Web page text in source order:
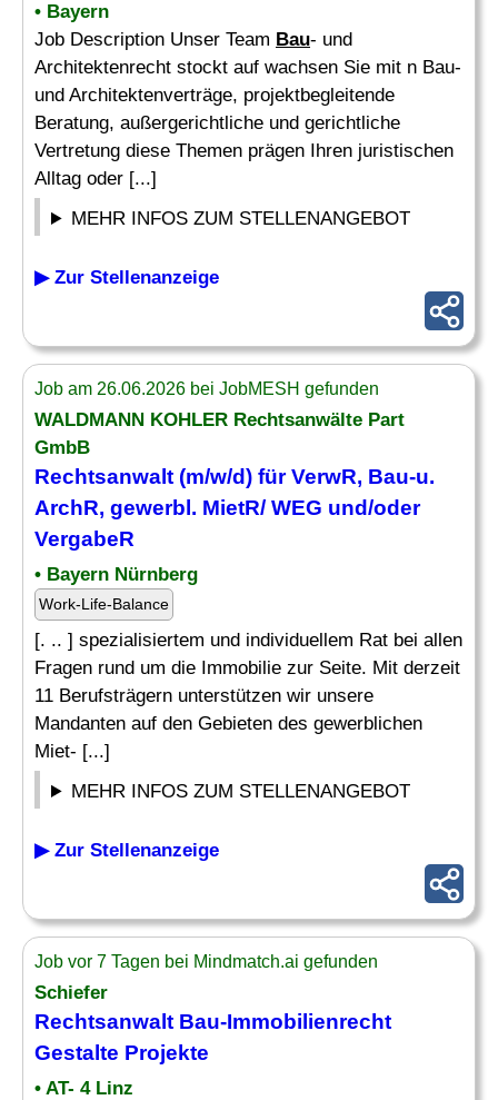
• Bayern
Job Description Unser Team Bau- und
Architektenrecht stockt auf wachsen Sie mit n Bau-
und Architektenverträge, projektbegleitende
Beratung, außergerichtliche und gerichtliche
Vertretung diese Themen prägen Ihren juristischen
Alltag oder [...]
MEHR INFOS ZUM STELLENANGEBOT
▶ Zur Stellenanzeige
Job am 26.06.2026 bei JobMESH gefunden
WALDMANN KOHLER Rechtsanwälte Part
GmbB
Rechtsanwalt (m/w/d) für VerwR, Bau-u.
ArchR, gewerbl. MietR/ WEG und/oder
VergabeR
• Bayern Nürnberg
Work-Life-Balance
[. .. ] spezialisiertem und individuellem Rat bei allen
Fragen rund um die Immobilie zur Seite. Mit derzeit
11 Berufsträgern unterstützen wir unsere
Mandanten auf den Gebieten des gewerblichen
Miet- [...]
MEHR INFOS ZUM STELLENANGEBOT
▶ Zur Stellenanzeige
Job vor 7 Tagen bei Mindmatch.ai gefunden
Schiefer
Rechtsanwalt Bau-Immobilienrecht
Gestalte Projekte
• AT- 4 Linz